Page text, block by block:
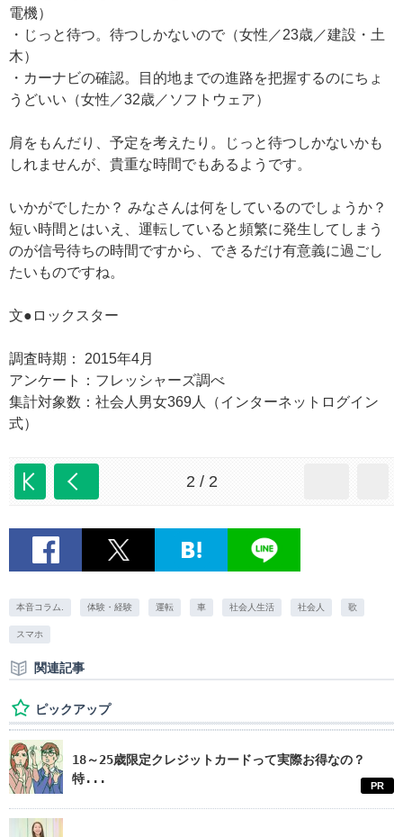
電機）
・じっと待つ。待つしかないので（女性／23歳／建設・土
木）
・カーナビの確認。目的地までの進路を把握するのにちょ
うどいい（女性／32歳／ソフトウェア）
肩をもんだり、予定を考えたり。じっと待つしかないかも
しれませんが、貴重な時間でもあるようです。
いかがでしたか？ みなさんは何をしているのでしょうか？
短い時間とはいえ、運転していると頻繁に発生してしまう
のが信号待ちの時間ですから、できるだけ有意義に過ごし
たいものですね。
文●ロックスター
調査時期： 2015年4月
アンケート：フレッシャーズ調べ
集計対象数：社会人男女369人（インターネットログイン
式）
2 / 2
本音コラム. 体験・経験 運転 車 社会人生活 社会人 歌
スマホ
関連記事
ピックアップ
18～25歳限定クレジットカードって実際お得なの？
特...
PR